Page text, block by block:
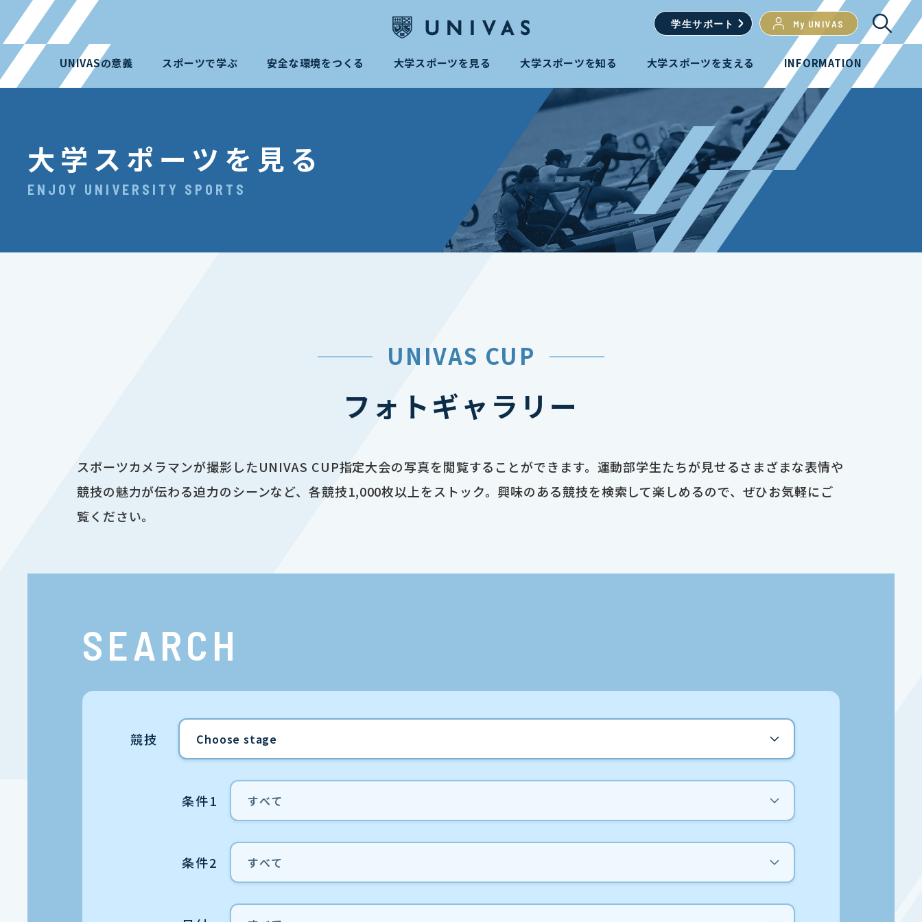
学生サポート My UNIVAS
UNIVASの意義 スポーツで学ぶ 安全な環境をつくる 大学スポーツを見る 大学スポーツを知る 大学スポーツを支える INFORMATION
大学スポーツを見る
ENJOY UNIVERSITY SPORTS
UNIVAS CUP
フォトギャラリー
スポーツカメラマンが撮影したUNIVAS CUP指定大会の写真を閲覧することができます。運動部学生たちが見せるさまざまな表情や
競技の魅力が伝わる迫力のシーンなど、各競技1,000枚以上をストック。興味のある競技を検索して楽しめるので、ぜひお気軽にご
覧ください。
SEARCH
競技
条件1
条件2